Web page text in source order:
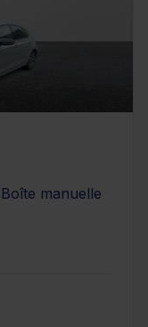
manuelle